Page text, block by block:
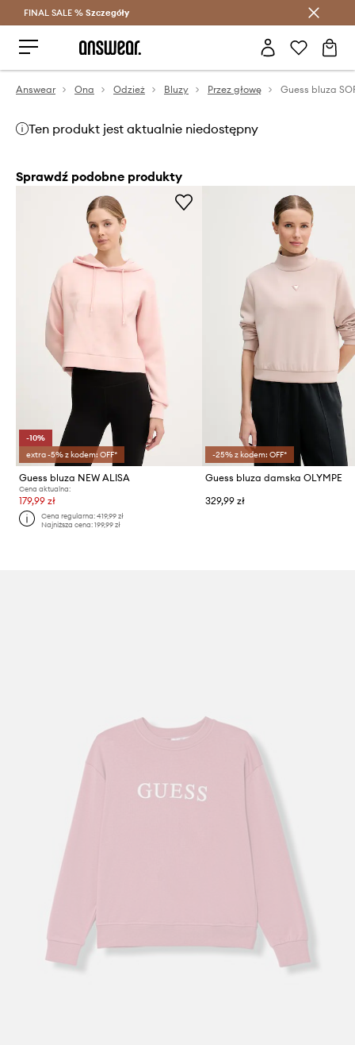
Oszczędzaj z Answear Club >
FINAL SALE % Szczegóły
Answear Ona Odzież Bluzy Przez głowę Guess bluza
Ten produkt jest aktualnie niedostępny
Sprawdź podobne produkty
-10%
extra -5% z kodem: OFF*
Guess bluza NEW ALISA
Cena aktualna:
179,99 zł
Cena regularna:419,99 zł
Najniższa cena:199,99 zł
-25% z kodem: OFF*
Guess bluza damska OLYMPE
329,99 zł